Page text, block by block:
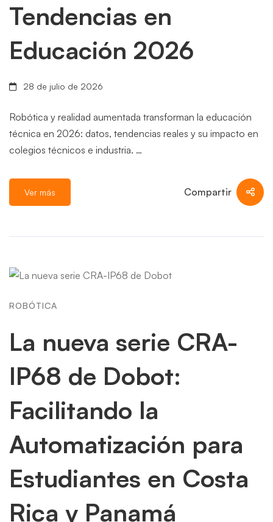
Tendencias en
Educación 2026
28 de julio de 2026
Robótica y realidad aumentada transforman la educación
técnica en 2026: datos, tendencias reales y su impacto en
colegios técnicos e industria. …
Ver más Compartir
ROBÓTICA
La nueva serie CRA-
IP68 de Dobot:
Facilitando la
Automatización para
Estudiantes en Costa
Rica y Panamá